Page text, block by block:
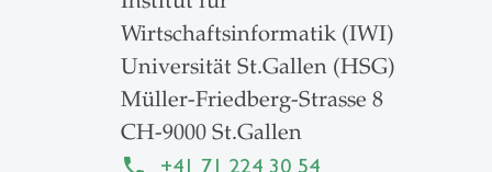
Wirtschaftsinformatik (IWI)
Universität St.Gallen (HSG)
Müller-Friedberg-Strasse 8
CH-9000 St.Gallen
+41 71 224 30 54